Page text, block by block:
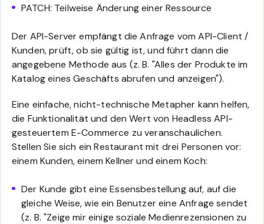
PATCH: Teilweise Änderung einer Ressource
Der API-Server empfängt die Anfrage vom API-Client /
Kunden, prüft, ob sie gültig ist, und führt dann die
angegebene Methode aus (z. B. "Alles der Produkte im
Katalog eines Geschäfts abrufen und anzeigen").
Eine einfache, nicht-technische Metapher kann helfen,
die Funktionalität und den Wert von Headless API-
gesteuertem E-Commerce zu veranschaulichen.
Stellen Sie sich ein Restaurant mit drei Personen vor:
einem Kunden, einem Kellner und einem Koch:
Der Kunde gibt eine Essensbestellung auf, auf die
gleiche Weise, wie ein Benutzer eine Anfrage sendet
(z. B. "Zeige mir einige soziale Medienrezensionen zu